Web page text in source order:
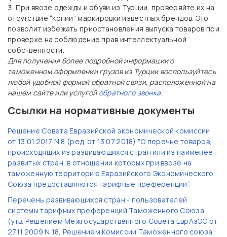
При ввозе одежды и обуви из Турции, проверяйте их на
отсутствие “копий” маркировки известных брендов. Это
позволит избежать приостановления выпуска товаров при
проверке на соблюдение прав интеллектуальной
собственности.
Для получения более подробной информации о
таможенном оформлении грузов из Турции воспользуйтесь
любой удобной формой обратной связи, расположенной на
нашем сайте или услугой обратного звонка.
Ссылки на нормативные документы
Решение Совета Евразийской экономической комиссии
от 13.01.2017 N 8 (ред. от 13.07.2018) "О перечне товаров,
происходящих из развивающихся стран или из наименее
развитых стран, в отношении которых при ввозе на
таможенную территорию Евразийского Экономического
Союза предоставляются тарифные преференции”.
Перечень развивающихся стран - пользователей
системы тарифных преференций Таможенного Союза
(утв. Решением Межгосударственного Совета ЕврАзЭС от
27.11.2009 N 18, Решением Комиссии Таможенного союза